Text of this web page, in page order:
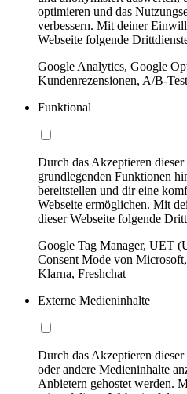
optimieren und das
verbessern. Mit deiner
Webseite folgende
Google Analytics, Google
Kundenrezensionen, A/B-
Funktional
Durch das Akzeptieren
grundlegenden Funktionen
bereitstellen und dir eine
Webseite ermöglichen. Mit
dieser Webseite folgende
Google Tag Manager, UET
Consent Mode von
Klarna, Freshchat
Externe Medieninhalte
Durch das Akzeptieren
oder andere Medieninhalte
Anbietern gehostet werden.